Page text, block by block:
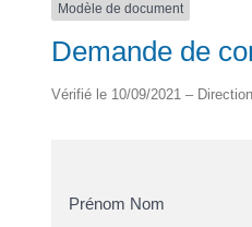
Modèle de document
Demande de
Vérifié le 10/09/2021 –
Prénom Nom